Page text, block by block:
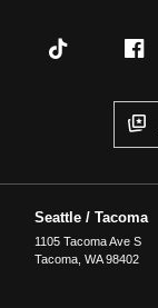
Seattle / Tacoma
1105 Tacoma Ave S
Tacoma ,WA 98402